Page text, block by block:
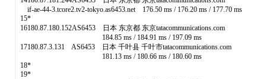
if-ae-44-3.tcore2.tv2-tokyo.as6453.net 176.50 ms / 176.20 ms / 177.70 ms
15*
16180.87.180.152AS6453 日本 东京都 东京tatacommunications.com
184.85 ms / 184.91 ms / 197.09 ms
17180.87.3.131 AS6453 日本 千叶县 千叶市tatacommunications.com
181.13 ms / 180.66 ms / 180.60 ms
18*
19*